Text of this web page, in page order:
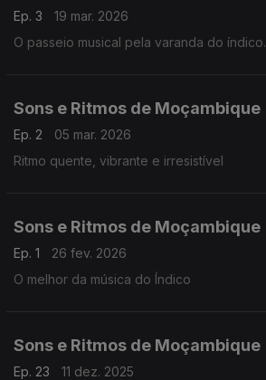
Ep. 3
19 mar. 2026
O passeio musical pela varanda do índico.
Sons e Ritmos de Moçambique
Ep. 2
05 mar. 2026
Ritmo quente, vibrante e irresistível
Sons e Ritmos de Moçambique
Ep. 1
26 fev. 2026
O melhor da música do Índico
Sons e Ritmos de Moçambique
Ep. 23
11 dez. 2025